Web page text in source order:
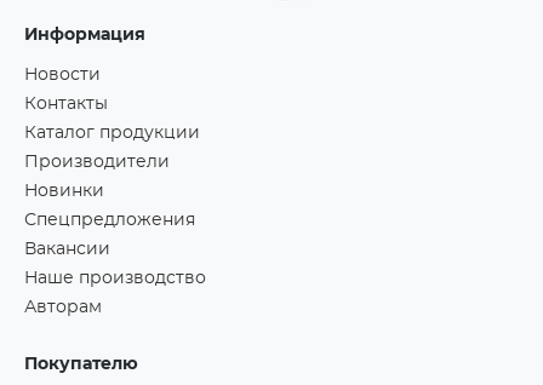
Информация
Новости
Контакты
Каталог продукции
Производители
Новинки
Спецпредложения
Вакансии
Наше производство
Авторам
Покупателю